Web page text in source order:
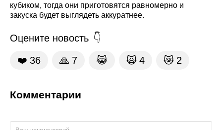
кубиком, тогда они приготовятся равномерно и
закуска будет выглядеть аккуратнее.
Оцените новость
❤️ 36 🙏 7 😹 🙀 4 😿 2
Комментарии